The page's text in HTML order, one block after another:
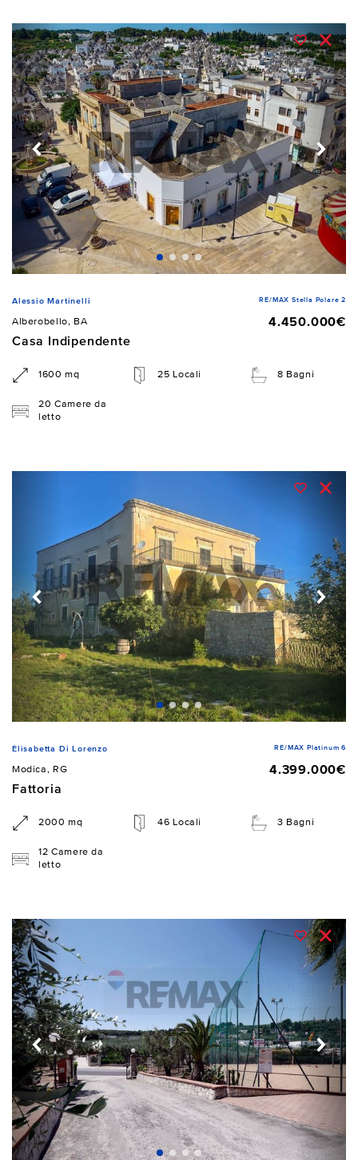
Alessio Martinelli RE/MAX Stella Polare 2
Alberobello, BA
4.450.000€
Casa Indipendente
1600 mq 25 Locali 8 Bagni
20 Camere da
letto
Elisabetta Di Lorenzo RE/MAX Platinum 6
Modica, RG
4.399.000€
Fattoria
2000 mq 46 Locali 3 Bagni
12 Camere da
letto